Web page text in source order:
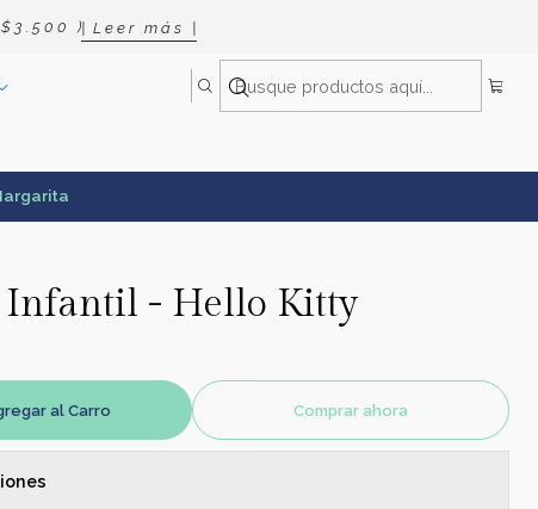
3 . 5 0 0 )| L e e r m á s |
Infantil - Hello Kitty
al Carro Comprar ahora